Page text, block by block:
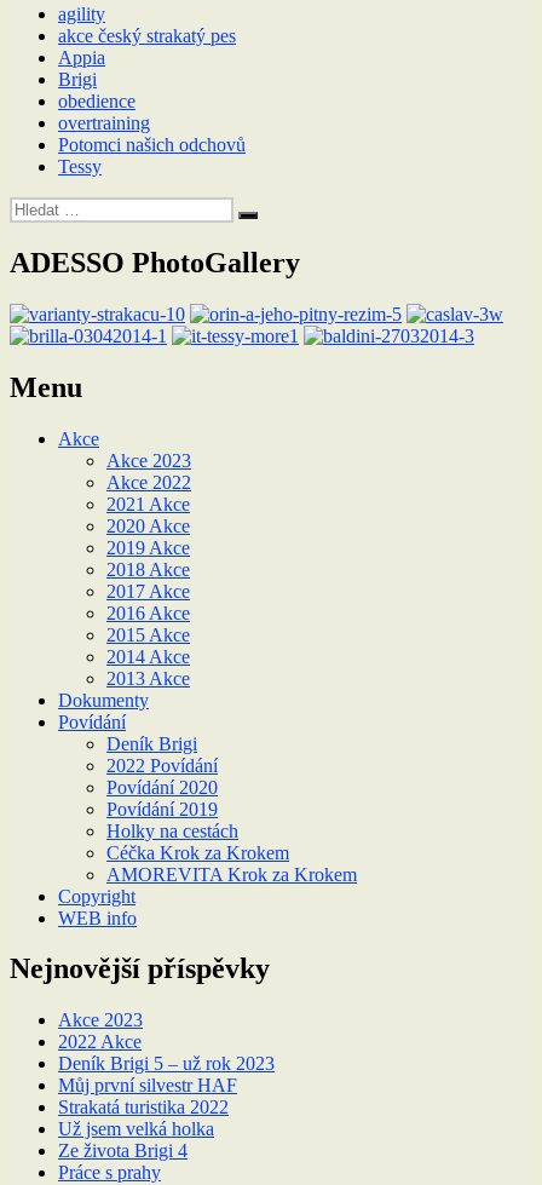
agility
akce český strakatý pes
Appia
Brigi
obedience
overtraining
Potomci našich odchovů
Tessy
Hledat:
Hledání
ADESSO PhotoGallery
Menu
Akce
Akce 2023
Akce 2022
2021 Akce
2020 Akce
2019 Akce
2018 Akce
2017 Akce
2016 Akce
2015 Akce
2014 Akce
2013 Akce
Dokumenty
Povídání
Deník Brigi
2022 Povídání
Povídání 2020
Povídání 2019
Holky na cestách
Céčka Krok za Krokem
AMOREVITA Krok za Krokem
Copyright
WEB info
Nejnovější příspěvky
Akce 2023
2022 Akce
Deník Brigi 5 – už rok 2023
Můj první silvestr HAF
Strakatá turistika 2022
Už jsem velká holka
Ze života Brigi 4
Práce s prahy